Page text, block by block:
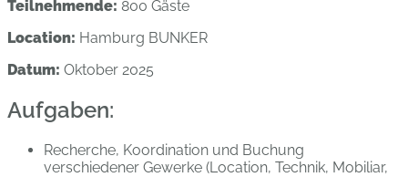
Teilnehmende: 800 Gäste
Location: Hamburg BUNKER
Datum: Oktober 2025
Aufgaben:
Recherche, Koordination und Buchung
verschiedener Gewerke (Location, Technik, Mobiliar,